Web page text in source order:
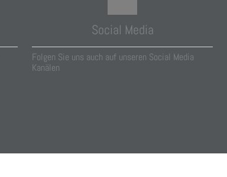
Social Media
Folgen Sie uns auch auf unseren Social Media
Kanälen